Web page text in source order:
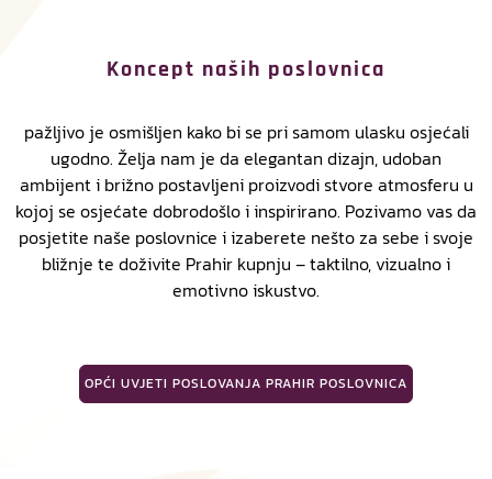
Koncept naših poslovnica
pažljivo je osmišljen kako bi se pri samom ulasku osjećali
ugodno. Želja nam je da elegantan dizajn, udoban
ambijent i brižno postavljeni proizvodi stvore atmosferu u
kojoj se osjećate dobrodošlo i inspirirano. Pozivamo vas da
posjetite naše poslovnice i izaberete nešto za sebe i svoje
bližnje te doživite Prahir kupnju – taktilno, vizualno i
emotivno iskustvo.
OPĆI UVJETI POSLOVANJA PRAHIR POSLOVNICA